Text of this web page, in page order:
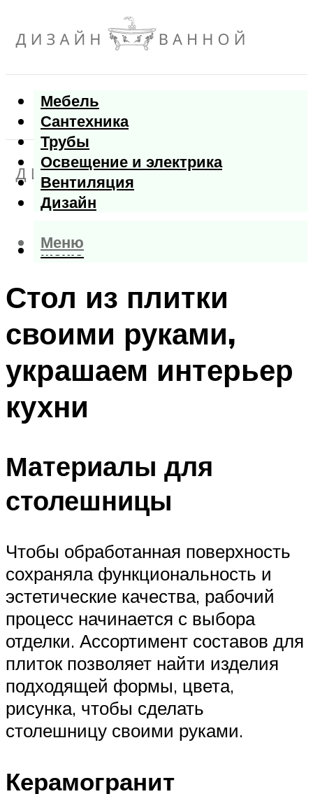
Мебель
Сантехника
Трубы
Освещение и электрика
Вентиляция
Дизайн
Меню
Меню
Стол из плитки
своими руками,
украшаем интерьер
кухни
Материалы для
столешницы
Чтобы обработанная поверхность
сохраняла функциональность и
эстетические качества, рабочий
процесс начинается с выбора
отделки. Ассортимент составов для
плиток позволяет найти изделия
подходящей формы, цвета,
рисунка, чтобы сделать
столешницу своими руками.
Керамогранит